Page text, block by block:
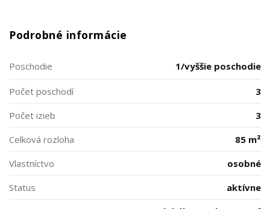
Podrobné informácie
Poschodie 1/vyššie poschodie
Počet poschodí
3
Počet izieb
3
Celková rozloha
85 m²
Vlastníctvo
osobné
Status
aktívne